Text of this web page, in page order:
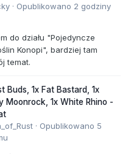
· Opublikowano 2 godziny
do działu "Pojedyncze
Konopi", bardziej tam
temat.
Buds, 1x Fat Bastard, 1x
Moonrock, 1x White Rhino -
· Opublikowano 5